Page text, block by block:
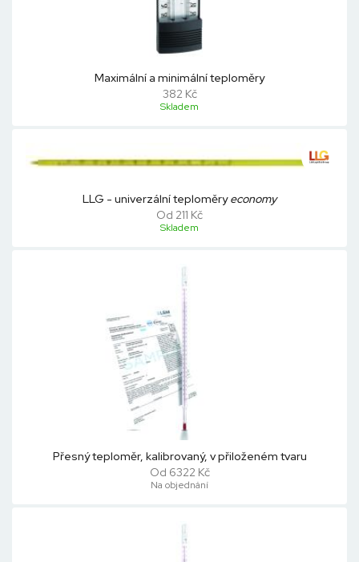
Maximální a minimální teploměry
382 Kč
Skladem
LLG - univerzální teploměryeconomy
Od 211 Kč
Skladem
Přesný teploměr, kalibrovaný, v přiloženém tvaru
Od 6322 Kč
Na objednání